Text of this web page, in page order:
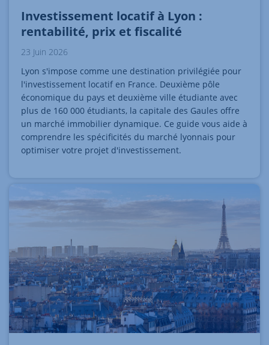
Investissement locatif à Lyon :
rentabilité, prix et fiscalité
23 Juin 2026
Lyon s'impose comme une destination privilégiée pour
l'investissement locatif en France. Deuxième pôle
économique du pays et deuxième ville étudiante avec
plus de 160 000 étudiants, la capitale des Gaules offre
un marché immobilier dynamique. Ce guide vous aide à
comprendre les spécificités du marché lyonnais pour
optimiser votre projet d'investissement.